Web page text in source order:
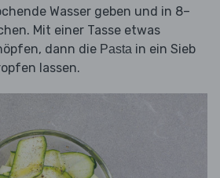
Wasser geben und in 8–
Mit einer Tasse etwas
dann die Pasta in ein Sieb
lassen.